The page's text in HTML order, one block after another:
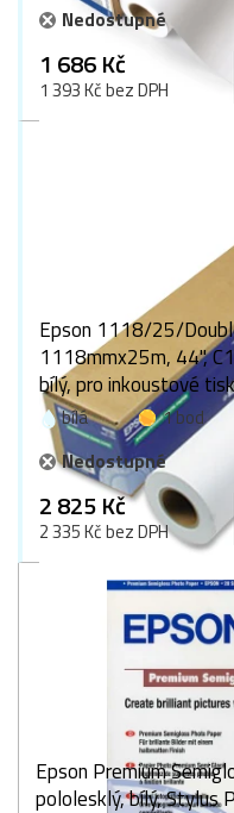
Nedostupné
1 686 Kč
1 393 Kč bez DPH
Epson 1118/25/
1118mmx25m, 44",
bílý, pro inkoustové
bílá
1 bod
Nedostupné
2 825 Kč
2 335 Kč bez DPH
Epson Premium
pololesklý, bílý, Stylus